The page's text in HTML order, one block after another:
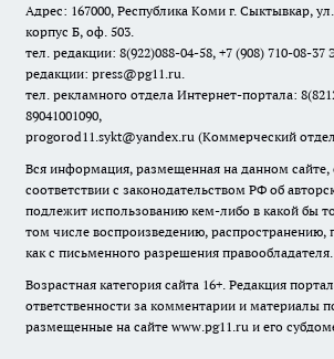
Адрес: 167000, Республика Коми г. Сыктывкар,
корпус Б, оф. 503.
тел. редакции: 8(922)088-04-58, +7 (908) 710-08-37
редакции: press@pg11.ru.
тел. рекламного отдела Интернет-портала:
89041001090,
progorod11.sykt@yandex.ru (Коммерческий
Вся информация, размещенная на данном сайте,
соответствии с законодательством РФ об
подлежит использованию кем-либо в какой бы
том числе воспроизведению, распространению,
как с письменного разрешения правообладателя.
Возрастная категория сайта 16+. Редакция
ответственности за комментарии и материалы
размещенные на сайте www.pg11.ru и его